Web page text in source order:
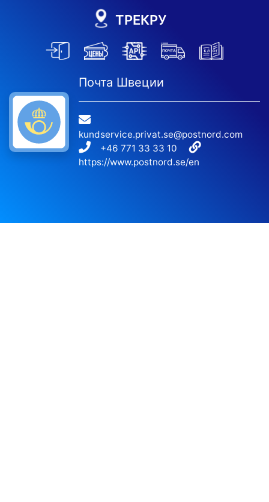
ТРЕКРУ
Почта Швеции
kundservice.privat.se@postnord.com
+46 771 33 33 10
https://www.postnord.se/en